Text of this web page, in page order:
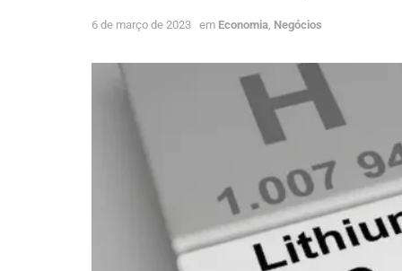
6 de março de 2023 em Economia Negócios